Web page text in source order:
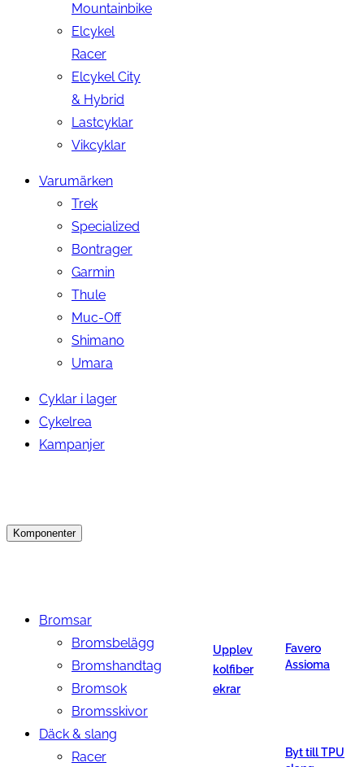
Mountainbike
Elcykel
Racer
Elcykel City
& Hybrid
Lastcyklar
Vikcyklar
Varumärken
Trek
Specialized
Bontrager
Garmin
Thule
Muc-Off
Shimano
Umara
Cyklar i lager
Cykelrea
Kampanjer
Komponenter
Bromsar
Bromsbelägg
Bromshandtag
Bromsok
Bromsskivor
Däck & slang
Racer
Upplev
kolfiber
ekrar
Favero
Assioma
Byt till TPU